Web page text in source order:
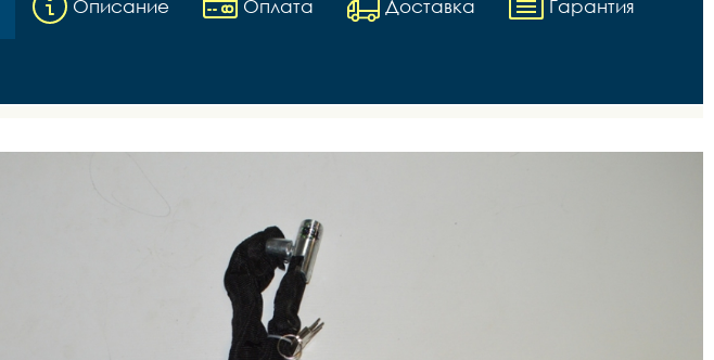
Описание Оплата Доставка Гарантия